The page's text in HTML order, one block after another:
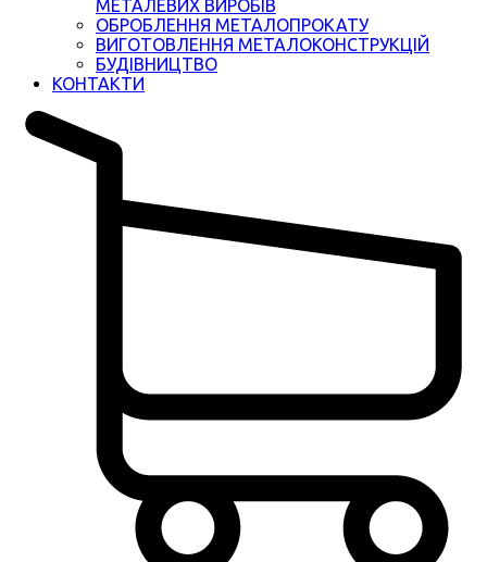
МЕТАЛЕВИХ ВИРОБІВ
ОБРОБЛЕННЯ МЕТАЛОПРОКАТУ
ВИГОТОВЛЕННЯ МЕТАЛОКОНСТРУКЦІЙ
БУДІВНИЦТВО
КОНТАКТИ